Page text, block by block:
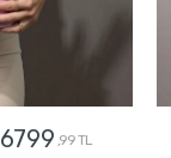
6799 ,99 TL